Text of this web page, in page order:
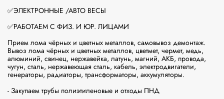
✅ЭЛЕКТРОННЫЕ /АВТО ВЕСЫ
✅РАБОТАЕМ С ФИЗ. И ЮР. ЛИЦАМИ
Прием лома чёрных и цветных металлов, самовывоз демонтаж.
Вывоз лома чёрных и цветных металлов, цветмет, чермет, медь,
алюминий, свинец, нержавейка, латунь, магний, АКБ, провода,
чугун, сталь, нержавеющая сталь, кабель, электродвигатели,
генераторы, радиаторы, трансформаторы, аккумуляторы.
- Закупаем трубы полиэтиленовые и отходы ПНД